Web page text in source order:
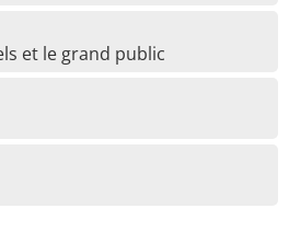
et le grand public